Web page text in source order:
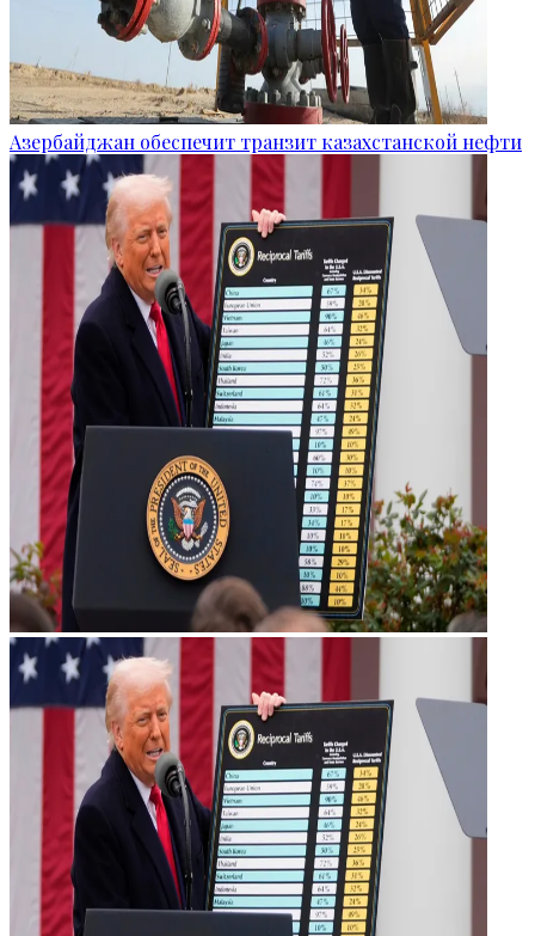
Азербайджан обеспечит транзит казахстанской нефти